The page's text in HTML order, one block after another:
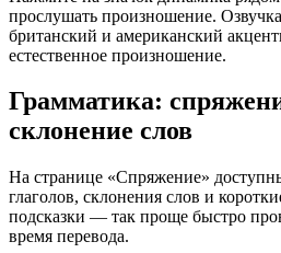
прослушать произношение.
британский и американский
естественное произношение.
Грамматика:
склонение слов
На странице «Спряжение»
глаголов, склонения слов и
подсказки — так проще быстро
время перевода.